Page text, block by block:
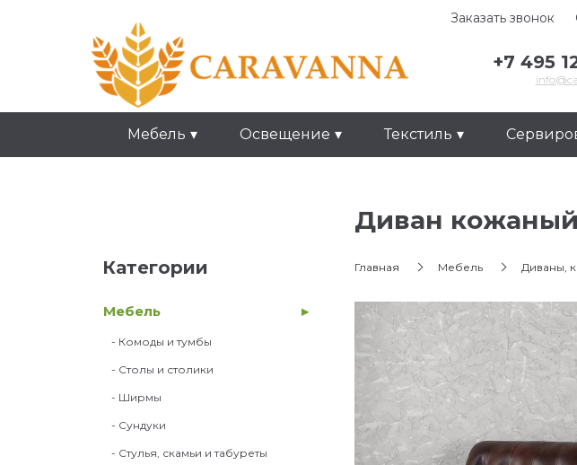
Заказать звонок
+7 495
Мебель Освещение Текстиль
Категории
Мебель
- Комоды и тумбы
- Столы и столики
- Ширмы
- Сундуки
- Стулья, скамьи и табуреты
Диван
Главная Мебель Диваны,